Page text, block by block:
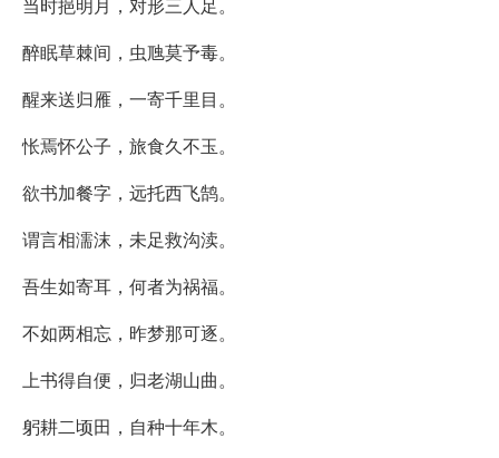
当时挹明月，对形三人足。
醉眠草棘间，虫虺莫予毒。
醒来送归雁，一寄千里目。
怅焉怀公子，旅食久不玉。
欲书加餐字，远托西飞鹄。
谓言相濡沫，未足救沟渎。
吾生如寄耳，何者为祸福。
不如两相忘，昨梦那可逐。
上书得自便，归老湖山曲。
躬耕二顷田，自种十年木。